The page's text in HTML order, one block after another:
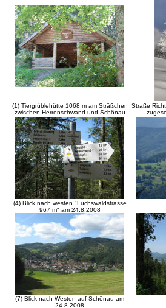
(1) Tiergrüblehütte 1068 m am Sträßchen
zwischen Herrenschwand und Schönau
Straße
(4) Blick nach westen "Fuchswaldstrasse
967 m" am 24.8.2008
(7) Blick nach Westen auf Schönau am
24.8.2008